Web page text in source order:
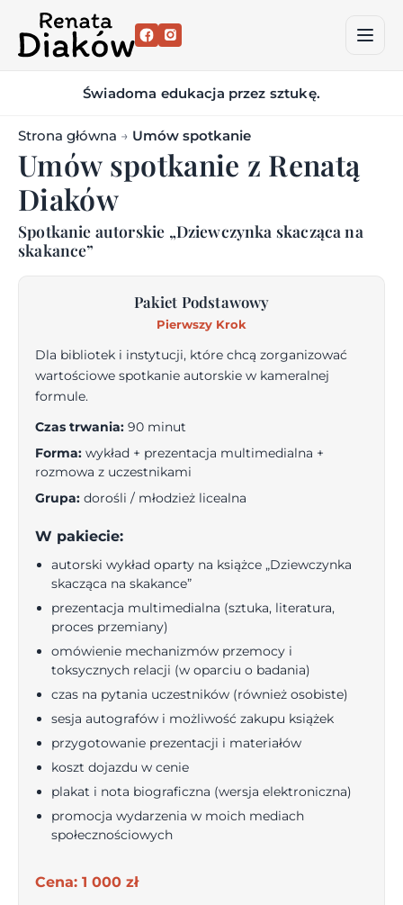
Świadoma edukacja przez sztukę.
Strona główna → Umów spotkanie
Umów spotkanie z Renatą
Diaków
Spotkanie autorskie „Dziewczynka skacząca na
skakance”
Pakiet Podstawowy
Pierwszy Krok
Dla bibliotek i instytucji, które chcą zorganizować
wartościowe spotkanie autorskie w kameralnej
formule.
Czas trwania: 90 minut
Forma: wykład + prezentacja multimedialna +
rozmowa z uczestnikami
Grupa: dorośli / młodzież licealna
W pakiecie:
autorski wykład oparty na książce „Dziewczynka
skacząca na skakance”
prezentacja multimedialna (sztuka, literatura,
proces przemiany)
omówienie mechanizmów przemocy i
toksycznych relacji (w oparciu o badania)
czas na pytania uczestników (również osobiste)
sesja autografów i możliwość zakupu książek
przygotowanie prezentacji i materiałów
koszt dojazdu w cenie
plakat i nota biograficzna (wersja elektroniczna)
promocja wydarzenia w moich mediach
społecznościowych
Cena: 1 000 zł